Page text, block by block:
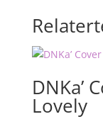
DNKa’
Lovely